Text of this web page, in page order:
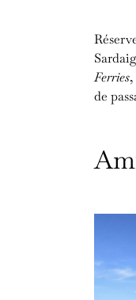
Ferries
de